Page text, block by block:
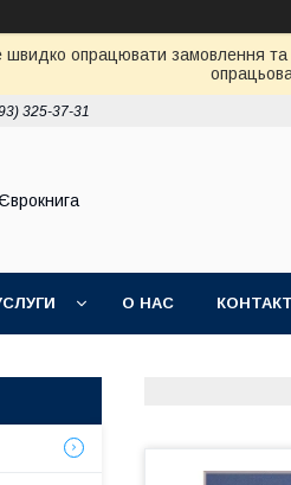
опрацювати замовлення та
325-37-31
О НАС